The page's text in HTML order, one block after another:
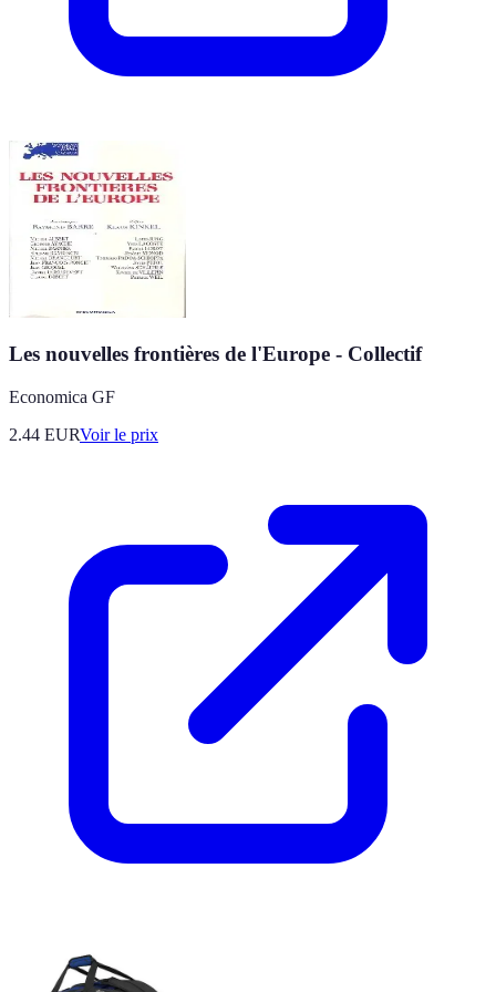
Les nouvelles frontières de l'Europe - Collectif
Economica GF
2.44 EURVoir le prix